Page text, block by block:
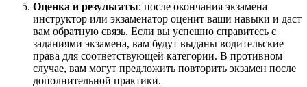
Оценка и результаты: после окончания экзамена
инструктор или экзаменатор оценит ваши навыки и даст
вам обратную связь. Если вы успешно справитесь с
заданиями экзамена, вам будут выданы водительские
права для соответствующей категории. В противном
случае, вам могут предложить повторить экзамен после
дополнительной практики.